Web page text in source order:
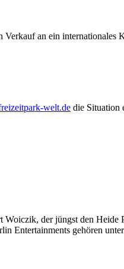
an ein internationales
welt.de die Situation
der jüngst den Heide
Entertainments gehören